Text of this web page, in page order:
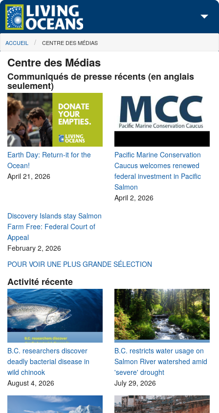
Skip to main content
À propos de nous
Nos campagnes
Centre des Médias
Les Cartes
Passez à l'action
You are here
ACCUEIL CENTRE DES MÉDIAS
Centre des Médias
Communiqués de presse récents (en anglais
seulement)
Earth Day: Return-it for the
Ocean!
April 21, 2026
Pacific Marine Conservation
Caucus welcomes renewed
federal investment in Pacific
Salmon
April 2, 2026
Discovery Islands stay Salmon
Farm Free: Federal Court of
Appeal
February 2, 2026
POUR VOIR UNE PLUS GRANDE SÉLECTION
Activité récente
B.C. researchers discover
deadly bacterial disease in
wild chinook
August 4, 2026
B.C. restricts water usage on
Salmon River watershed amid
'severe' drought
July 29, 2026